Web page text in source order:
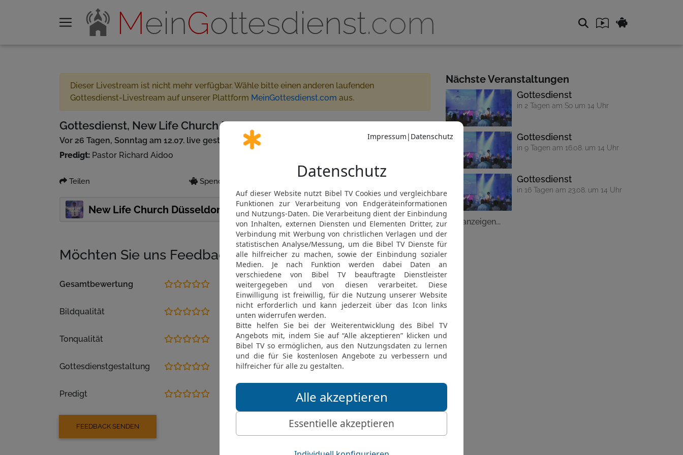
MeinGottesdienst.com
Dieser Livestream ist nicht mehr verfügbar. Wähle bitte einen anderen laufenden
Gottesdienst-Livestream auf unserer Plattform MeinGottesdienst.com aus.
Gottesdienst, New Life Church Düsseldorf 14:00 - 16:30
Vor 26 Tagen, Sonntag am 12.07. live gestreamt
Predigt: Pastor Richard Aidoo
Teilen Spenden für MeinGottesdienst.com
New Life Church Düsseldorf Gemeinde abonnieren
Möchten Sie uns Feedback geben?
Gesamtbewertung
Bildqualität
Tonqualität
Gottesdienstgestaltung
Predigt
Nächste Veranstaltungen
Gottesdienst
in 2 Tagen am So um 14 Uhr
Gottesdienst
in 9 Tagen am 16.08. um 14 Uhr
Gottesdienst
in 16 Tagen am 23.08. um 14 Uhr
alle anzeigen...